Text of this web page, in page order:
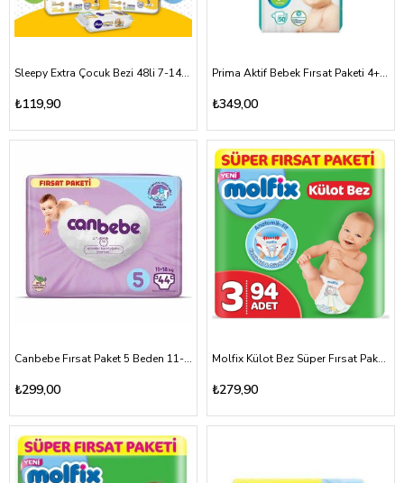
Sleepy Extra Çocuk Bezi 48li 7-14kg (4-Maxi)
₺119,90
Prima Aktif Bebek Fırsat Paketi 4+ Beden 10-15kg
₺349,00
Canbebe Fırsat Paket 5 Beden 11-18kg
₺299,00
Molfix Külot Bez Süper Fırsat Paket 3 Beden 4-9kg
₺279,90